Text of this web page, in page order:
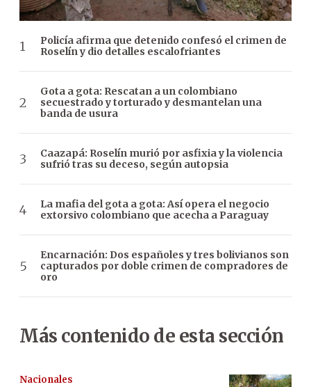
Policía afirma que detenido confesó el crimen de
Roselín y dio detalles escalofriantes
Gota a gota: Rescatan a un colombiano
secuestrado y torturado y desmantelan una
banda de usura
Caazapá: Roselín murió por asfixia y la violencia
sufrió tras su deceso, según autopsia
La mafia del gota a gota: Así opera el negocio
extorsivo colombiano que acecha a Paraguay
Encarnación: Dos españoles y tres bolivianos son
capturados por doble crimen de compradores de
oro
Más contenido de esta sección
Nacionales